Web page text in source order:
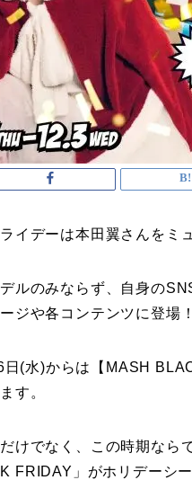
イデーは本田翼さんをミ
ルのみならず、自身の
ジや各コンテンツに登場！
日(水)からは【MASH
す。
けでなく、この時期なら
FRIDAY」がホリデーシ